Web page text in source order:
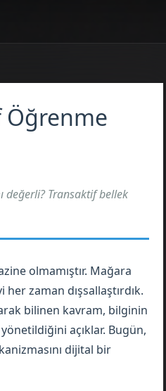
Öğrenme
Transaktif bellek
olmamıştır. Mağara
zaman dışsallaştırdık.
bilinen kavram, bilginin
yönetildiğini açıklar. Bugün,
dijital bir